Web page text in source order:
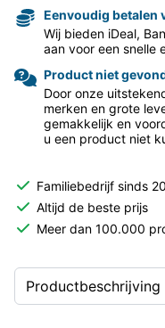
Eenvoudig betalen
Wij bieden iDeal,
aan voor een snelle
Product niet
Door onze
merken en grote
gemakkelijk en
u een product niet
Familiebedrijf sinds
Altijd de beste prijs
Meer dan 100.000